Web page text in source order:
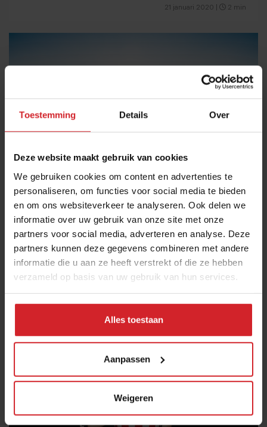
Toestemming Details Over
Deze website maakt gebruik van cookies
We gebruiken cookies om content en advertenties te
personaliseren, om functies voor social media te bieden
en om ons websiteverkeer te analyseren. Ook delen we
informatie over uw gebruik van onze site met onze
partners voor social media, adverteren en analyse. Deze
partners kunnen deze gegevens combineren met andere
informatie die u aan ze heeft verstrekt of die ze hebben
verzameld op basis van uw gebruik van hun services.
Alles toestaan
Aanpassen
Weigeren
21 januari 2020 2 min
Werken aan een groene toekomst
3x duurzame start-ups
20 januari 2020 | 2 min